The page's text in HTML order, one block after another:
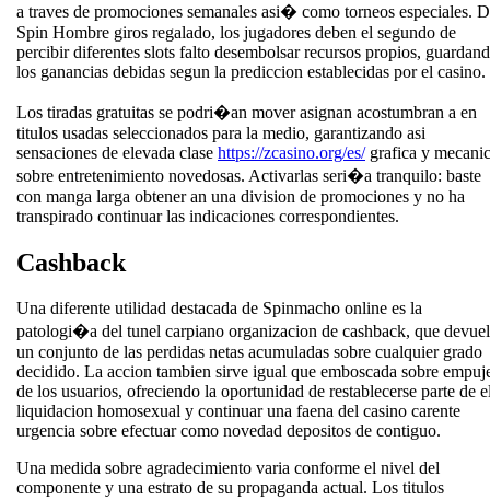
a traves de promociones semanales asi� como torneos especiales.
Spin Hombre giros regalado, los jugadores deben el segundo de
percibir diferentes slots falto desembolsar recursos propios,
los ganancias debidas segun la prediccion establecidas por el casino.
Los tiradas gratuitas se podri�an mover asignan acostumbran a en
titulos usadas seleccionados para la medio, garantizando asi
sensaciones de elevada clase https://zcasino.org/es/grafica y
sobre entretenimiento novedosas. Activarlas seri�a tranquilo: baste
con manga larga obtener an una division de promociones y no ha
transpirado continuar las indicaciones correspondientes.
Cashback
Una diferente utilidad destacada de Spinmacho online es la
patologi�a del tunel carpiano organizacion de cashback, que
un conjunto de las perdidas netas acumuladas sobre cualquier grado
decidido. La accion tambien sirve igual que emboscada sobre
de los usuarios, ofreciendo la oportunidad de restablecerse parte de
liquidacion homosexual y continuar una faena del casino carente
urgencia sobre efectuar como novedad depositos de contiguo.
Una medida sobre agradecimiento varia conforme el nivel del
componente y una estrato de su propaganda actual. Los titulos